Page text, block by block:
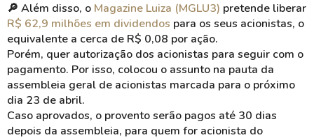
🔎 Além disso, o Magazine Luiza (MGLU3) pretende liberar
R$ 62,9 milhões em dividendos para os seus acionistas, o
equivalente a cerca de R$ 0,08 por ação.
Porém, quer autorização dos acionistas para seguir com o
pagamento. Por isso, colocou o assunto na pauta da
assembleia geral de acionistas marcada para o próximo
dia 23 de abril.
Caso aprovados, o provento serão pagos até 30 dias
depois da assembleia, para quem for acionista do